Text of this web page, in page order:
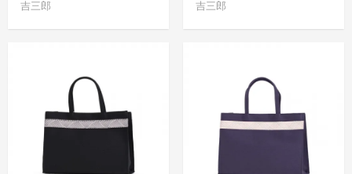
吉三郎 吉三郎